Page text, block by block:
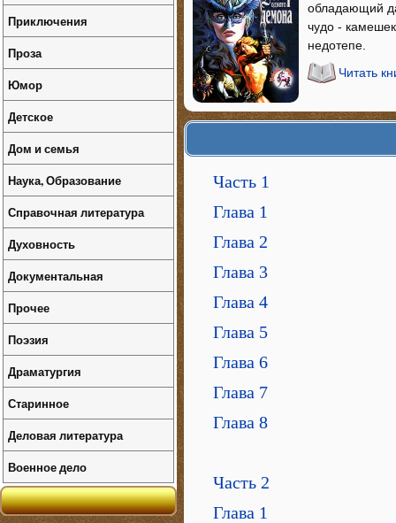
обладающий
чудо -
недотепе.
Читать
Часть 1
Глава 1
Глава 2
Глава 3
Глава 4
Глава 5
Глава 6
Глава 7
Глава 8
Часть 2
Глава 1
Приключения
Проза
Юмор
Детское
Дом и семья
Наука, Образование
Справочная литература
Духовность
Документальная
Прочее
Поэзия
Драматургия
Старинное
Деловая литература
Военное дело